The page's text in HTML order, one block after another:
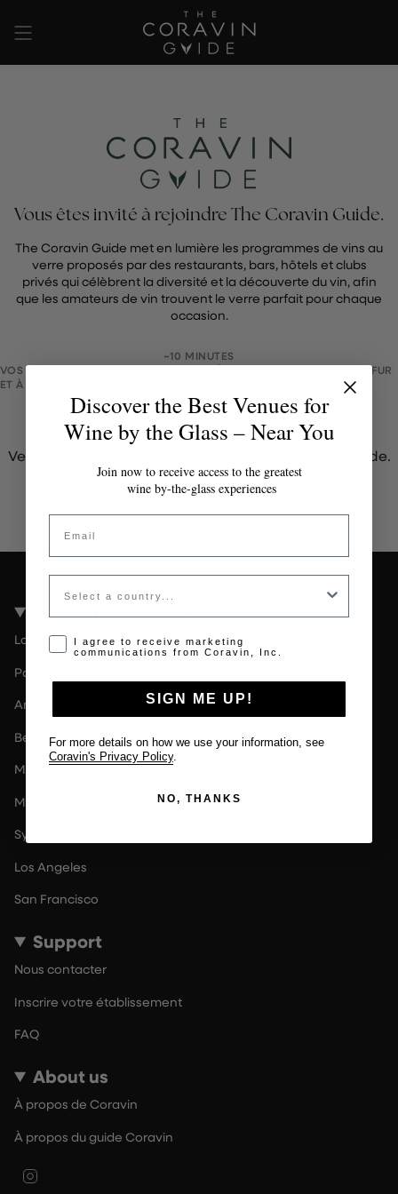
au
contenu
de
Vous êtes invité à rejoindre The Coravin Guide.
The Coravin Guide met en lumière les programmes de vins au
verre proposés par des restaurants, bars, hôtels et clubs
privés qui célèbrent la diversité et la découverte du vin, afin
que les amateurs de vin trouvent le verre parfait pour chaque
occasion.
~10 MINUTES
VOS MODIFICATIONS SONT ENREGISTRÉES AUTOMATIQUEMENT AU FUR
ET À MESURE.
Jeton invalide ou expiré
Veuillez contacter l'administrateur pour un jeton valide.
Coravin Guide Locations
Londres
Paris
Amsterdam
Berlin
Milan
Melbourne
Sydney
Los Angeles
San Francisco
Support
Nous contacter
Inscrire votre établissement
FAQ
About us
À propos de Coravin
À propos du guide Coravin
Discover the Best Venues for
Wine by the Glass – Near You
Join now to receive access to the greatest
wine by-the-glass experiences
Email
Country
Opt-in disclaimer
I agree to receive marketing
communications from Coravin, Inc.
SIGN ME UP!
For more details on how we use your information, see
Coravin's Privacy Policy.
NO, THANKS